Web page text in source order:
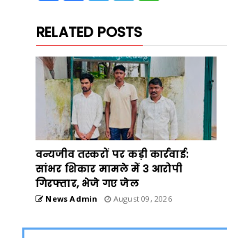
RELATED POSTS
वन्यजीव तस्करों पर कड़ी कार्रवाई:
सांभर शिकार मामले में 3 आरोपी
गिरफ्तार, भेजे गए जेल
News Admin August 09, 2026